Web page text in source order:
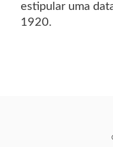
estipular uma
1920.